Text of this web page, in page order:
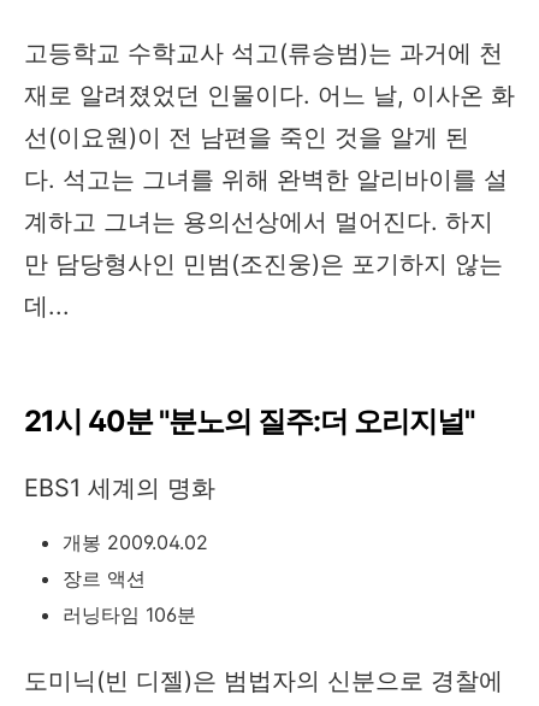
고등학교 수학교사 석고(류승범)는 과거에 천
재로 알려졌었던 인물이다. 어느 날, 이사온 화
선(이요원)이 전 남편을 죽인 것을 알게 된
다. 석고는 그녀를 위해 완벽한 알리바이를 설
계하고 그녀는 용의선상에서 멀어진다. 하지
만 담당형사인 민범(조진웅)은 포기하지 않는
데...
21시 40분 "분노의 질주:더 오리지널"
EBS1 세계의 명화
개봉 2009.04.02
장르 액션
러닝타임 106분
도미닉(빈 디젤)은 범법자의 신분으로 경찰에